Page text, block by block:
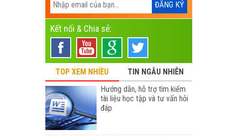
Kết nối & Chia sẻ:
TOP XEM NHIỀU
TIN NGẪU NHIÊN
Hướng dẫn, hỗ trợ tìm kiếm
tài liệu học tập và tư vấn hỏi
đáp